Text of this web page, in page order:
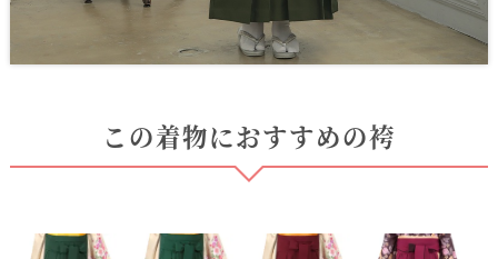
この着物におすすめの袴